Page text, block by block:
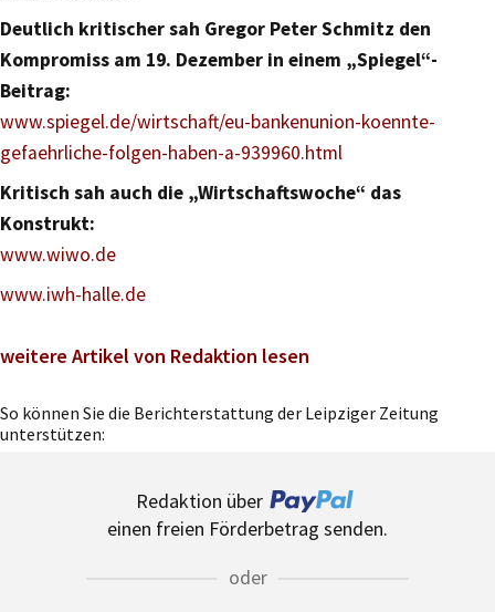
Deutlich kritischer sah Gregor Peter Schmitz den
Kompromiss am 19. Dezember in einem „Spiegel“-
Beitrag:
www.spiegel.de/wirtschaft/eu-bankenunion-koennte-
gefaehrliche-folgen-haben-a-939960.html
Kritisch sah auch die „Wirtschaftswoche“ das
Konstrukt:
www.wiwo.de
www.iwh-halle.de
weitere Artikel von Redaktion lesen
So können Sie die Berichterstattung der Leipziger Zeitung
unterstützen:
Redaktion über
einen freien Förderbetrag senden.
oder